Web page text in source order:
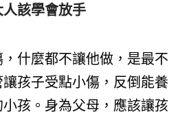
該學會放手
什麼都不讓他做，是最不
孩子受點小傷，反倒能養
孩。身為父母，應該讓孩